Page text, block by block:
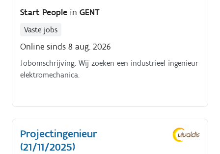
Start People in GENT
Vaste jobs
Online sinds 8 aug. 2026
Jobomschrijving. Wij zoeken een industrieel ingenieur
elektromechanica.
Projectingenieur
(21/11/2025)